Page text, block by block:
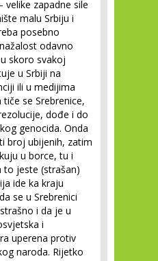
zapadne sile
malu Srbiju i
posebno
odavno
skoro svakoj
u Srbiji na
ili u medijima
tiče se Srebrenice,
dođe i do
genocida. Onda
broj ubijenih, zatim
u borce, tu i
to jeste (strašan)
ide ka kraju
se u Srebrenici
i da je u
i
uperena protiv
naroda. Rijetko